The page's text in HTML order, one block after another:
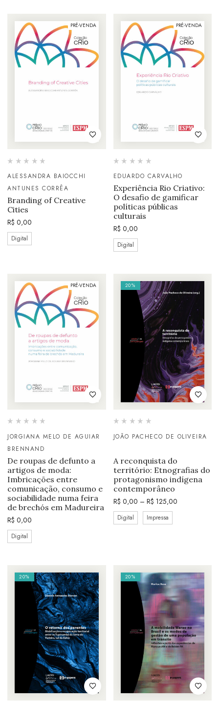
PRÉ-VENDA
ALESSANDRA BAIOCCHI
ANTUNES CORRÊA
Branding of Creative
Cities
R$ 0,00
Digital
PRÉ-VENDA
EDUARDO CARVALHO
Experiência Rio Criativo:
O desafio de gamificar
políticas públicas
culturais
R$ 0,00
Digital
PRÉ-VENDA
JORGIANA MELO DE AGUIAR
BRENNAND
De roupas de defunto a
artigos de moda:
Imbricações entre
comunicação, consumo e
sociabilidade numa feira
de brechós em Madureira
R$ 0,00
Digital
20%
JOÃO PACHECO DE OLIVEIRA
A reconquista do
território: Etnografias do
protagonismo indígena
contemporâneo
R$ 0,00 – R$ 125,00
Digital Impressa
20% 20%